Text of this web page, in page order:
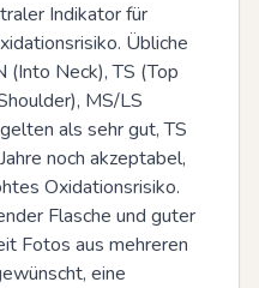
Indikator für
Übliche
(Into Neck), TS (Top
MS/LS
als sehr gut, TS
noch akzeptabel,
Oxidationsrisiko.
Flasche und guter
Fotos aus mehreren
eine